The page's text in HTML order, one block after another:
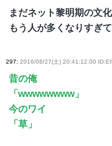
まだネット黎明期の文
もう人が多くなりすぎ
297: 2016/08/27(土) 20:41:12.00
昔の俺
「wwwwwwww」
今のワイ
「草」